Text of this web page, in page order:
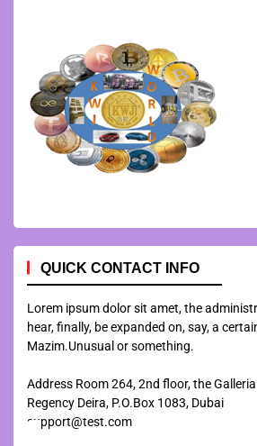
QUICK CONTACT INFO
Lorem ipsum dolor sit amet, the
hear, finally, be expanded on, say, a
Mazim.Unusual or something.
Address Room 264, 2nd floor, the
Regency Deira, P.O.Box 1083, Dubai
support@test.com